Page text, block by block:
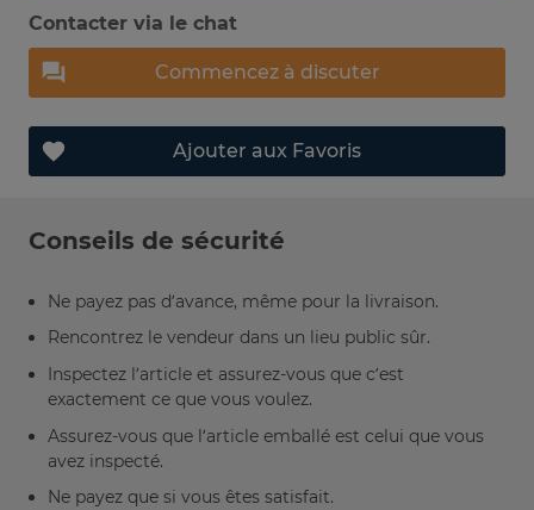
Contacter via le chat
Commencez à discuter
Ajouter aux Favoris
Conseils de sécurité
Ne payez pas d’avance, même pour la livraison.
Rencontrez le vendeur dans un lieu public sûr.
Inspectez l’article et assurez-vous que c’est
exactement ce que vous voulez.
Assurez-vous que l’article emballé est celui que vous
avez inspecté.
Ne payez que si vous êtes satisfait.